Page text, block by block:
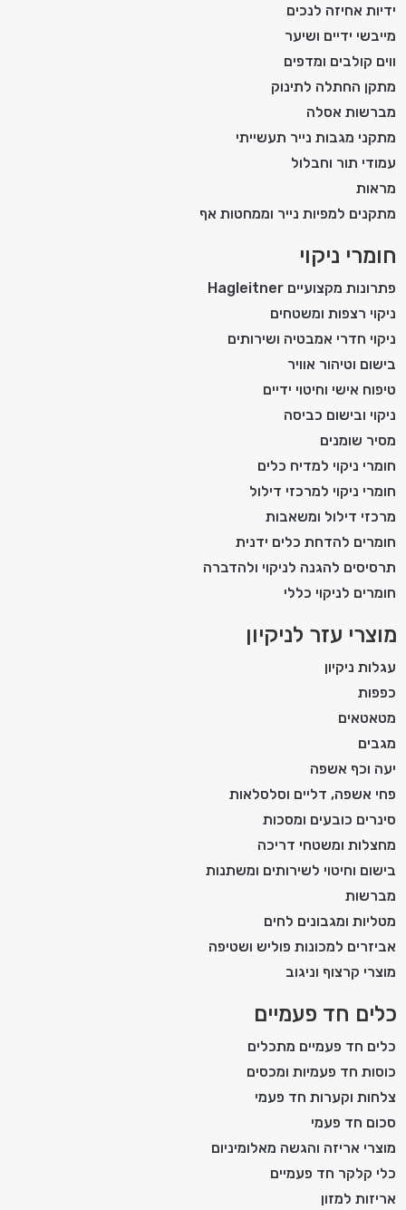
ידיות אחיזה לנכים
מייבשי ידיים ושיער
ווים קולבים ומדפים
מתקן החתלה לתינוק
מברשות אסלה
מתקני מגבות נייר תעשייתי
עמודי תור וחבלול
מראות
מתקנים למפיות נייר וממחטות אף
חומרי ניקוי
פתרונות מקצועיים Hagleitner
ניקוי רצפות ומשטחים
ניקוי חדרי אמבטיה ושירותים
בישום וטיהור אוויר
טיפוח אישי וחיטוי ידיים
ניקוי ובישום כביסה
מסיר שומנים
חומרי ניקוי למדיח כלים
חומרי ניקוי למרכזי דילול
מרכזי דילול ומשאבות
חומרים להדחת כלים ידנית
תרסיסים להגנה לניקוי ולהדברה
חומרים לניקוי כללי
מוצרי עזר לניקיון
עגלות ניקיון
כפפות
מטאטאים
מגבים
יעה וכף אשפה
פחי אשפה, דליים וסלסלאות
סינרים כובעים ומסכות
מחצלות ומשטחי דריכה
בישום וחיטוי לשירותים ומשתנות
מברשות
מטליות ומגבונים לחים
אביזרים למכונות פוליש ושטיפה
מוצרי קרצוף וניגוב
כלים חד פעמיים
כלים חד פעמיים מתכלים
כוסות חד פעמיות ומכסים
צלחות וקערות חד פעמי
סכום חד פעמי
מוצרי אריזה והגשה מאלומיניום
כלי קלקר חד פעמיים
אריזות למזון